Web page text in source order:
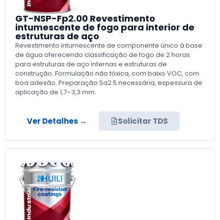
GT-NSP-Fp2.00 Revestimento
intumescente de fogo para interior de
estruturas de aço
Revestimento intumescente de componente único à base
de água oferecendo classificação de fogo de 2 horas
para estruturas de aço internas e estruturas de
construção. Formulação não tóxica, com baixo VOC, com
boa adesão. Preparação Sa2.5 necessária, espessura de
aplicação de 1,7–3,3 mm.
Ver Detalhes → Solicitar TDS